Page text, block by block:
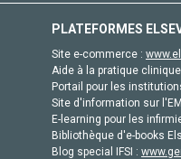
PLATEFORMES
Site e-commerce :
Aide à la pratique
Portail pour les
Site d'information sur
E-learning pour les
Bibliothèque d'e-books
Blog special IFSI :